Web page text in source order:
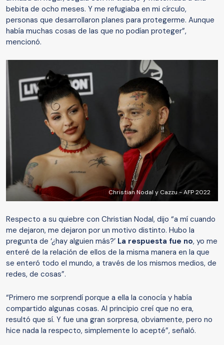
bebita de ocho meses. Y me refugiaba en mi círculo,
personas que desarrollaron planes para protegerme. Aunque
había muchas cosas de las que no podían proteger”,
mencionó.
Christian Nodal y Cazzu - AFP 2022
Respecto a su quiebre con Christian Nodal, dijo “a mí cuando
me dejaron, me dejaron por un motivo distinto. Hubo la
pregunta de ‘¿hay alguien más?’ La respuesta fue no, yo me
enteré de la relación de ellos de la misma manera en la que
se enteró todo el mundo, a través de los mismos medios, de
redes, de cosas”.
“Primero me sorprendí porque a ella la conocía y había
compartido algunas cosas. Al principio creí que no era,
resultó que sí. Y fue una gran sorpresa, obviamente, pero no
hice nada la respecto, simplemente lo acepté”, señaló.